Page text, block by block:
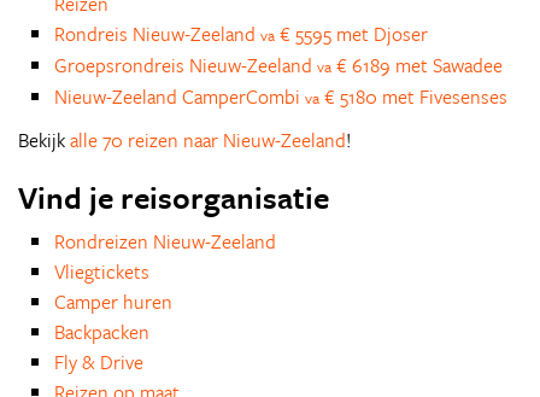
Rondreis Nieuw-Zeeland va € 5595 met Djoser
Groepsrondreis Nieuw-Zeeland va € 6189 met Sawadee
Nieuw-Zeeland CamperCombi va € 5180 met Fivesenses
Bekijkalle 70 reizen naar Nieuw-Zeeland!
Vind je reisorganisatie
Rondreizen Nieuw-Zeeland
Vliegtickets
Camper huren
Backpacken
Fly & Drive